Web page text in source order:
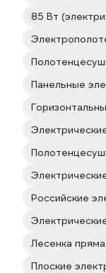
85 Вт
Панельные
Российские
Лесенка
Плоские